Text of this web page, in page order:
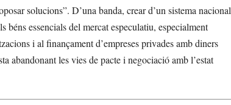
solucions”. D’una banda, crear d’un sistema nacional
essencials del mercat especulatiu, especialment
i al finançament d’empreses privades amb diners
les vies de pacte i negociació amb l’estat